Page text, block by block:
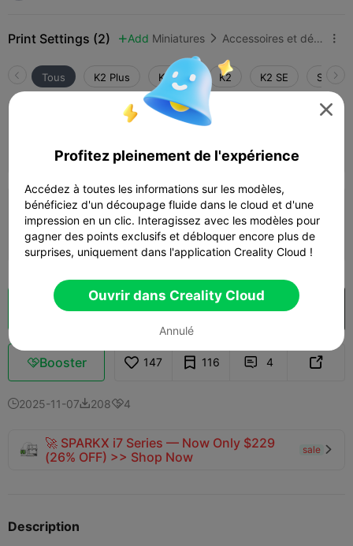
Print Settings (2)  Add Miniatures  Accessoires et décors 
Tous K2 Plus K2 Pro K2 K2 SE
0.16mm layer, 2 walls, 10% infill
Auteur 01h 14m  1 plates
0.2mm layer, 3 walls, 30% infill
 01h 27m  1 plates  11.21g
Découpes Ouvrir dans Creality Cloud
Booster 147 116  4 
2025-11-072084
🚀 SPARKX i7 Series — Now Only $229
(26% OFF) >> Shop Now
sale 
Description

Profitez pleinement de l'expérience
Accédez à toutes les informations sur les modèles,
bénéficiez d'un découpage fluide dans le cloud et d'une
impression en un clic. Interagissez avec les modèles pour
gagner des points exclusifs et débloquer encore plus de
surprises, uniquement dans l'application Creality Cloud !
Ouvrir dans Creality Cloud
Annulé